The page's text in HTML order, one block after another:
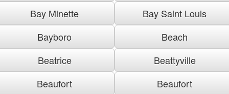
Bay Minette
Bay Saint Louis
Bayboro
Beach
Beatrice
Beattyville
Beaufort
Beaufort